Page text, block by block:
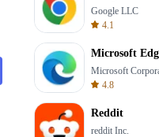
Google LLC
4.1
Microsoft
Microsoft
4.8
Reddit
reddit Inc.